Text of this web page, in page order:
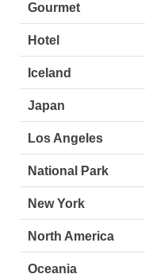
Gourmet
Hotel
Iceland
Japan
Los Angeles
National Park
New York
North America
Oceania